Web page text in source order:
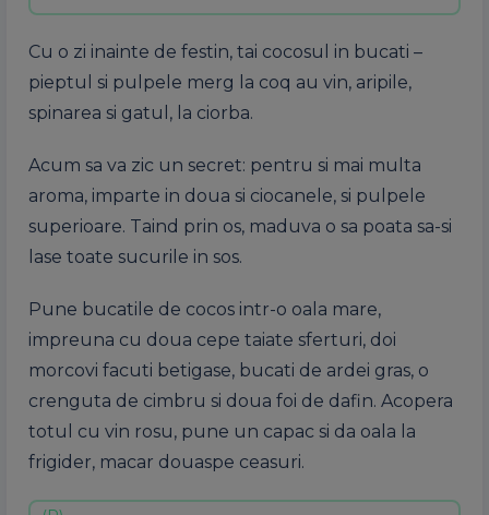
Cu o zi inainte de festin, tai cocosul in bucati –
pieptul si pulpele merg la coq au vin, aripile,
spinarea si gatul, la ciorba.
Acum sa va zic un secret: pentru si mai multa
aroma, imparte in doua si ciocanele, si pulpele
superioare. Taind prin os, maduva o sa poata sa-si
lase toate sucurile in sos.
Pune bucatile de cocos intr-o oala mare,
impreuna cu doua cepe taiate sferturi, doi
morcovi facuti betigase, bucati de ardei gras, o
crenguta de cimbru si doua foi de dafin. Acopera
totul cu vin rosu, pune un capac si da oala la
frigider, macar douaspe ceasuri.